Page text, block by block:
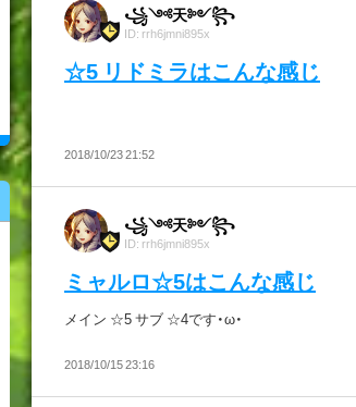
꧁༺天༻꧂
ID: rrh6jmni895x
☆5 リドミラはこんな感じ
2018/10/23 21:52
꧁༺天༻꧂
ID: rrh6jmni895x
ミャルロ☆5はこんな感じ
メイン ☆5 サブ ☆4です・ω・
2018/10/15 23:16